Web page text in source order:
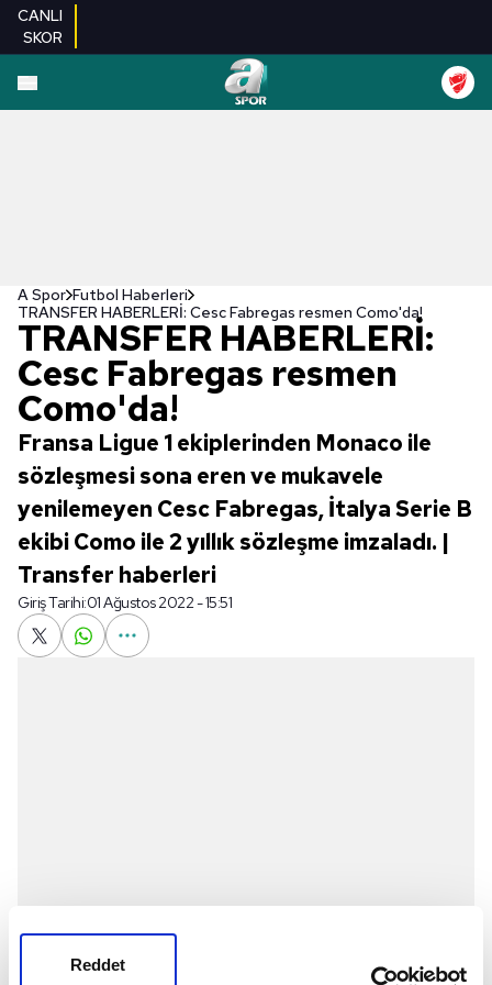
Reddet
CANLI
SKOR
A Spor Futbol Haberleri
TRANSFER HABERLERİ: Cesc Fabregas resmen Como'da!
TRANSFER HABERLERİ:
Cesc Fabregas resmen
Como'da!
Fransa Ligue 1 ekiplerinden Monaco ile
sözleşmesi sona eren ve mukavele
yenilemeyen Cesc Fabregas, İtalya Serie B
ekibi Como ile 2 yıllık sözleşme imzaladı. |
Transfer haberleri
Giriş Tarihi:01 Ağustos 2022 - 15:51